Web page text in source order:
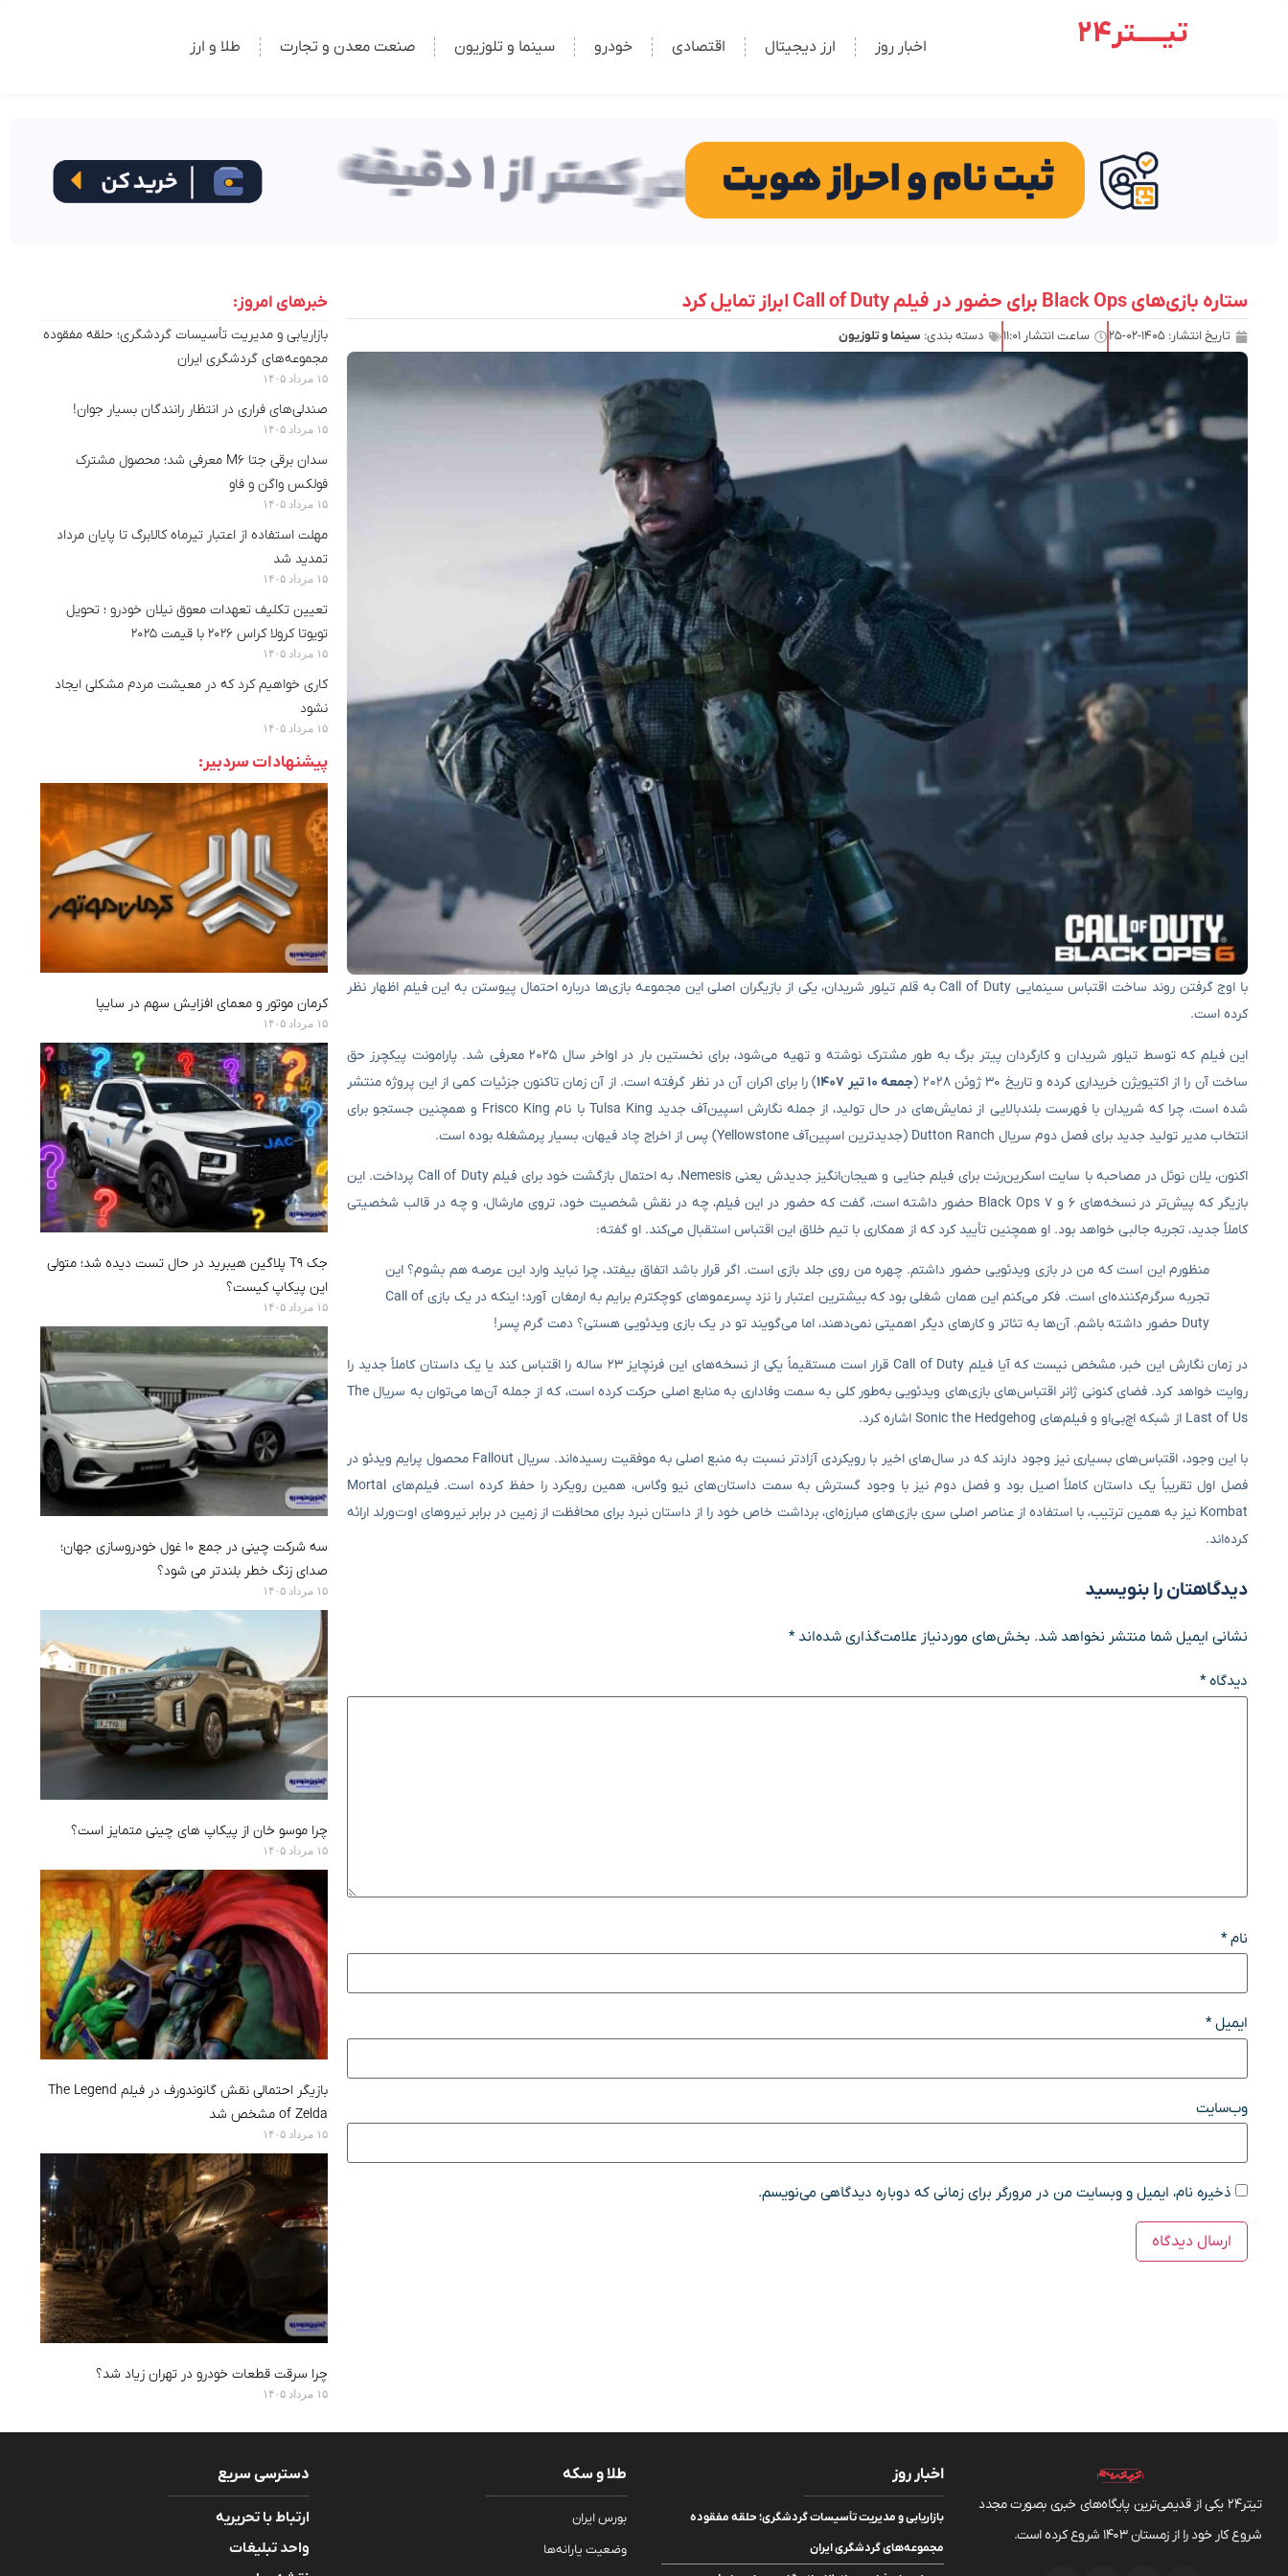
تیـــــتر24 اخبار روز ارز دیجیتال اقتصادی خودرو سینما و تلوزیون صنعت معدن و تجارت طلا و ارز
ستاره بازی‌های Black Ops برای حضور در فیلم Call of Duty ابراز تمایل کرد
تاریخ انتشار: ۱۴۰۵-۰۲-۲۵ ساعت انتشار ۱۱:۰۱ دسته بندی: سینما و تلوزیون
با اوج گرفتن روند ساخت اقتباس سینمایی Call of Duty به قلم تیلور شریدان، یکی از بازیگران اصلی این مجموعه بازی‌ها درباره احتمال پیوستن به این فیلم اظهار نظر
کرده است.
این فیلم که توسط تیلور شریدان و کارگردان پیتر برگ به طور مشترک نوشته و تهیه می‌شود، برای نخستین بار در اواخر سال ۲۰۲۵ معرفی شد. پارامونت پیکچرز حق
ساخت آن را از اکتیویژن خریداری کرده و تاریخ ۳۰ ژوئن ۲۰۲۸ (
جمعه ۱۰ تیر ۱۴۰۷
) را برای اکران آن در نظر گرفته است. از آن زمان تاکنون جزئیات کمی از این پروژه منتشر
شده است، چرا که شریدان با فهرست بلندبالایی از نمایش‌های در حال تولید، از جمله نگارش اسپین‌آف جدید Tulsa King با نام Frisco King و همچنین جستجو برای
انتخاب مدیر تولید جدید برای فصل دوم سریال Dutton Ranch (جدیدترین اسپین‌آف Yellowstone) پس از اخراج چاد فیهان، بسیار پرمشغله بوده است.
اکنون، یلان نوئل در مصاحبه با سایت اسکرین‌رنت برای فیلم جنایی و هیجان‌انگیز جدیدش یعنی Nemesis، به احتمال بازگشت خود برای فیلم Call of Duty پرداخت. این
بازیگر که پیش‌تر در نسخه‌های ۶ و ۷ Black Ops حضور داشته است، گفت که حضور در این فیلم، چه در نقش شخصیت خود، تروی مارشال، و چه در قالب شخصیتی
کاملاً جدید، تجربه جالبی خواهد بود. او همچنین تأیید کرد که از همکاری با تیم خلاق این اقتباس استقبال می‌کند. او گفته:
منظورم این است که من در بازی ویدئویی حضور داشتم. چهره من روی جلد بازی است. اگر قرار باشد اتفاق بیفتد، چرا نباید وارد این عرصه هم بشوم؟ این
تجربه سرگرم‌کننده‌ای است. فکر می‌کنم این همان شغلی بود که بیشترین اعتبار را نزد پسرعموهای کوچکترم برایم به ارمغان آورد؛ اینکه در یک بازی Call of
Duty حضور داشته باشم. آن‌ها به تئاتر و کارهای دیگر اهمیتی نمی‌دهند، اما می‌گویند تو در یک بازی ویدئویی هستی؟ دمت گرم پسر!
در زمان نگارش این خبر، مشخص نیست که آیا فیلم Call of Duty قرار است مستقیماً یکی از نسخه‌های این فرنچایز ۲۳ ساله را اقتباس کند یا یک داستان کاملاً جدید را
روایت خواهد کرد. فضای کنونی ژانر اقتباس‌های بازی‌های ویدئویی به‌طور کلی به سمت وفاداری به منابع اصلی حرکت کرده است، که از جمله آن‌ها می‌توان به سریال The
Last of Us از شبکه اچ‌بی‌او و فیلم‌های Sonic the Hedgehog اشاره کرد.
با این وجود، اقتباس‌های بسیاری نیز وجود دارند که در سال‌های اخیر با رویکردی آزادتر نسبت به منبع اصلی به موفقیت رسیده‌اند. سریال Fallout محصول پرایم ویدئو در
فصل اول تقریباً یک داستان کاملاً اصیل بود و فصل دوم نیز با وجود گسترش به سمت داستان‌های نیو وگاس، همین رویکرد را حفظ کرده است. فیلم‌های Mortal
Kombat نیز به همین ترتیب، با استفاده از عناصر اصلی سری بازی‌های مبارزه‌ای، برداشت خاص خود را از داستان نبرد برای محافظت از زمین در برابر نیروهای اوت‌ورلد ارائه
کرده‌اند.
دیدگاهتان را بنویسید
نشانی ایمیل شما منتشر نخواهد شد. بخش‌های موردنیاز علامت‌گذاری شده‌اند*
دیدگاه*
نام*
ایمیل*
وب‌سایت
ذخیره نام، ایمیل و وبسایت من در مرورگر برای زمانی که دوباره دیدگاهی می‌نویسم.
خبرهای امروز:
بازاریابی و مدیریت تأسیسات گردشگری؛ حلقه مفقوده
مجموعه‌های گردشگری ایران
۱۵ مرداد ۱۴۰۵
صندلی‌های فراری در انتظار رانندگان بسیار جوان!
۱۵ مرداد ۱۴۰۵
سدان برقی جتا M6 معرفی شد؛ محصول مشترک
فولکس واگن و فاو
۱۵ مرداد ۱۴۰۵
مهلت استفاده از اعتبار تیرماه کالابرگ تا پایان مرداد
تمدید شد
۱۵ مرداد ۱۴۰۵
تعیین تکلیف تعهدات معوق نیلان خودرو ؛ تحویل
تویوتا کرولا کراس ۲۰۲۶ با قیمت ۲۰۲۵
۱۵ مرداد ۱۴۰۵
کاری خواهیم کرد که در معیشت مردم مشکلی ایجاد
نشود
۱۵ مرداد ۱۴۰۵
پیشنهادات سردبیر:
کرمان موتور و معمای افزایش سهم در سایپا
۱۵ مرداد ۱۴۰۵
جک T9 پلاگین هیبرید در حال تست دیده شد؛ متولی
این پیکاپ کیست؟
۱۵ مرداد ۱۴۰۵
سه شرکت چینی در جمع ۱۰ غول خودروسازی جهان؛
صدای زنگ خطر بلندتر می شود؟
۱۵ مرداد ۱۴۰۵
چرا موسو خان از پیکاپ های چینی متمایز است؟
۱۵ مرداد ۱۴۰۵
بازیگر احتمالی نقش گانوندورف در فیلم The Legend
of Zelda مشخص شد
۱۵ مرداد ۱۴۰۵
چرا سرقت قطعات خودرو در تهران زیاد شد؟
۱۵ مرداد ۱۴۰۵
تیتر24 یکی از قدیمی‌ترین پایگاه‌های خبری بصورت مجدد
شروع کار خود را از زمستان 1403 شروع کرده است.
اخبار روز
بازاریابی و مدیریت تأسیسات گردشگری؛ حلقه مفقوده
مجموعه‌های گردشگری ایران
طلا و سکه
بورس ایران
وضعیت یارانه‌ها
دسترسی سریع
ارتباط با تحریریه
واحد تبلیغات